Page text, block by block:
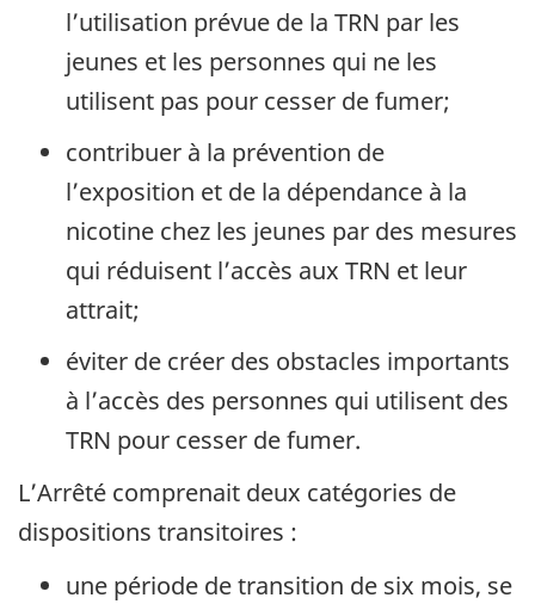
l’utilisation prévue de la TRN par les
jeunes et les personnes qui ne les
utilisent pas pour cesser de fumer;
contribuer à la prévention de
l’exposition et de la dépendance à la
nicotine chez les jeunes par des mesures
qui réduisent l’accès aux TRN et leur
attrait;
éviter de créer des obstacles importants
à l’accès des personnes qui utilisent des
TRN pour cesser de fumer.
L’Arrêté comprenait deux catégories de
dispositions transitoires :
une période de transition de six mois, se